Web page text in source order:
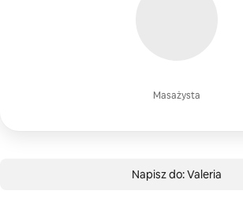
Masażysta
Napisz do: Valeria